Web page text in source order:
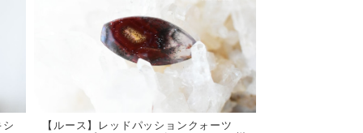
【ルース】レッドパッションクォーツ